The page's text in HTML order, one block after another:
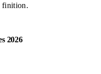
finition.
2026